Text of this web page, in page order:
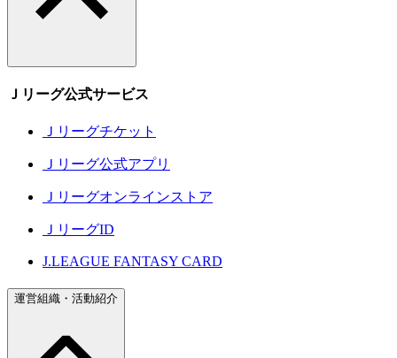
Ｊリーグ公式サービス
Ｊリーグチケット
Ｊリーグ公式アプリ
Ｊリーグオンラインストア
ＪリーグID
J.LEAGUE FANTASY CARD
運営組織・活動紹介